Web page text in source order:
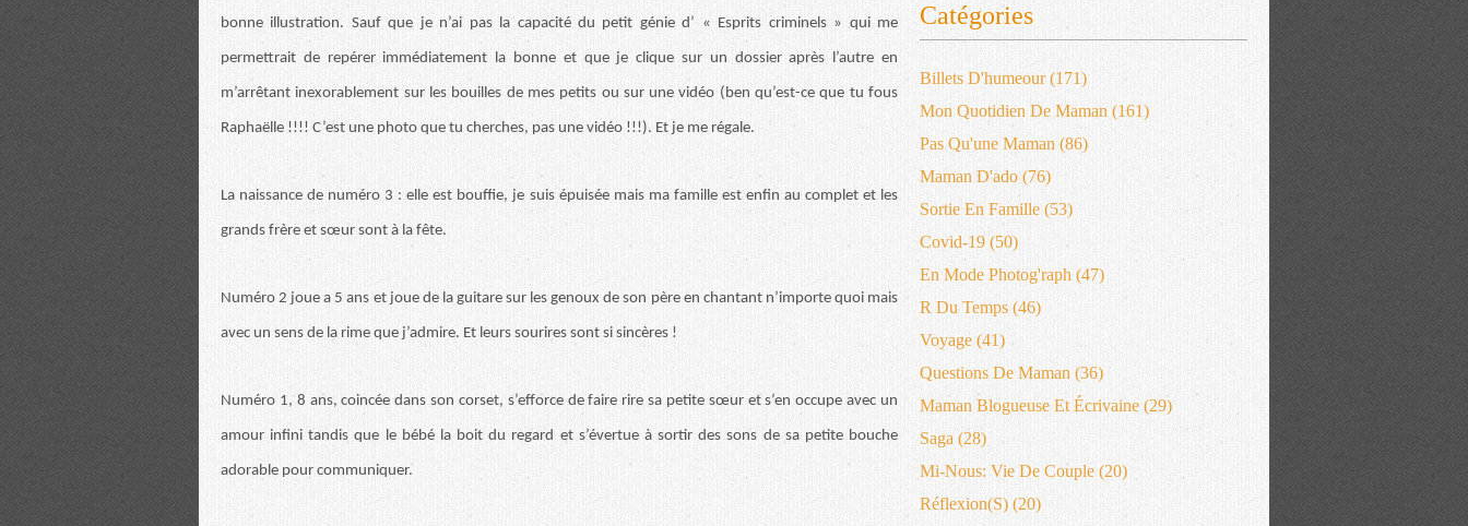
bonne illustration. Sauf que je n’ai pas la capacité du petit génie d’ « Esprits criminels » qui me
permettrait de repérer immédiatement la bonne et que je clique sur un dossier après l’autre en
m’arrêtant inexorablement sur les bouilles de mes petits ou sur une vidéo (ben qu’est-ce que tu fous
Raphaëlle !!!! C’est une photo que tu cherches, pas une vidéo !!!). Et je me régale.
La naissance de numéro 3 : elle est bouffie, je suis épuisée mais ma famille est enfin au complet et les
grands frère et sœur sont à la fête.
Numéro 2 joue a 5 ans et joue de la guitare sur les genoux de son père en chantant n’importe quoi mais
avec un sens de la rime que j’admire. Et leurs sourires sont si sincères !
Numéro 1, 8 ans, coincée dans son corset, s’efforce de faire rire sa petite sœur et s’en occupe avec un
amour infini tandis que le bébé la boit du regard et s’évertue à sortir des sons de sa petite bouche
adorable pour communiquer.
Catégories
Billets D'humeour(171)
Mon Quotidien De Maman (161)
Pas Qu'une Maman (86)
Maman D'ado (76)
Sortie En Famille (53)
Covid-19 (50)
En Mode Photog'raph (47)
R Du Temps (46)
Voyage (41)
Questions De Maman (36)
Maman Blogueuse Et Écrivaine (29)
Saga (28)
Mi-Nous: Vie De Couple (20)
Réflexion(s) (20)